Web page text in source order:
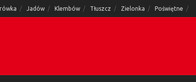
Jadów Klembów Tłuszcz Zielonka Poświętne